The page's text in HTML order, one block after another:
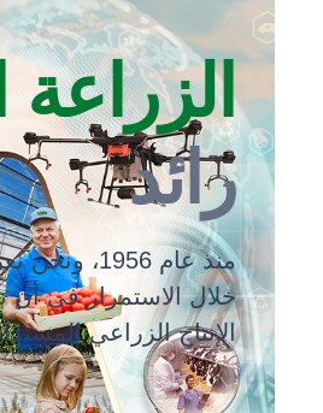
الزراعة
رائد
منذ عام
خلال الاستمرار في
الإنتاج الزراعي